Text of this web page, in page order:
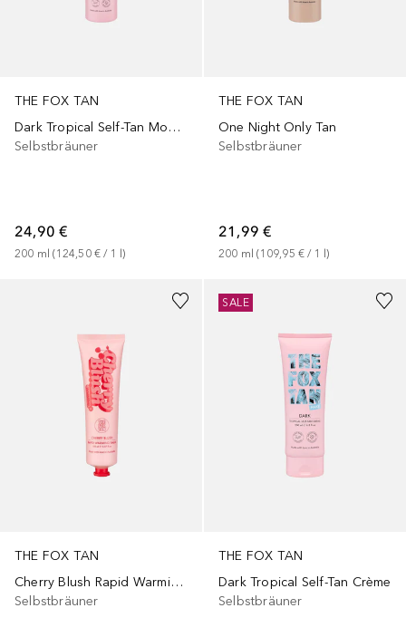
THE FOX TAN
Dark Tropical Self-Tan Mousse
Selbstbräuner
24,90 €
200 ml (124,50 € / 1 l)
THE FOX TAN
One Night Only Tan
Selbstbräuner
21,99 €
200 ml (109,95 € / 1 l)
THE FOX TAN
Cherry Blush Rapid Warming Balm
Selbstbräuner
THE FOX TAN
Dark Tropical Self-Tan Crème
Selbstbräuner
SALE